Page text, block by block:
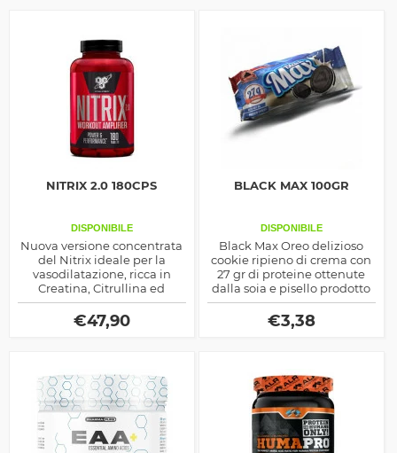
NITRIX 2.0 180CPS
DISPONIBILE
Nuova versione concentrata
del Nitrix ideale per la
vasodilatazione, ricca in
Creatina, Citrullina ed
estratti vegetali, prodotto
dalla BSN
€47,90
BLACK MAX 100GR
DISPONIBILE
Black Max Oreo delizioso
cookie ripieno di crema con
27 gr di proteine ottenute
dalla soia e pisello prodotto
dalla Max Protein by
Universal McGregor
€3,38